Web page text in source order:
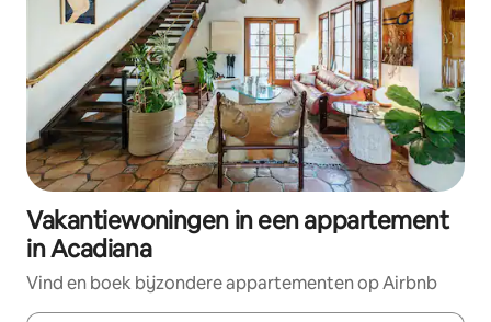
Vakantiewoningen in een appartement
in Acadiana
Vind en boek bijzondere appartementen op Airbnb